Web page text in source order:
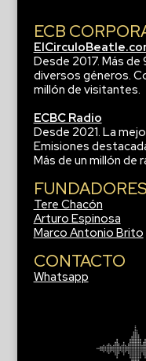
ECB
Desde 2017. Más
diversos géneros.
millón de visitantes.
ECBC Radio
Desde 2021. La
Emisiones
Más de un millón de
FUNDADORES
Tere Chacón
Arturo Espinosa
Marco Antonio Brito
CONTACTO
Whatsapp